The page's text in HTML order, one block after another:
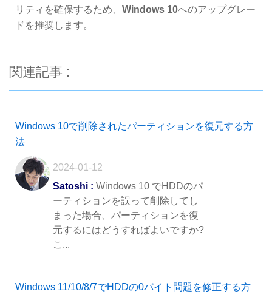
リティを確保するため、 Windows 10へのアップグレー
ドを推奨します。
関連記事 :
Windows 10で削除されたパーティションを復元する方
法
2024-01-12
Satoshi : Windows 10 でHDDのパ
ーティションを誤って削除してし
まった場合、パーティションを復
元するにはどうすればよいですか?
こ...
Windows 11/10/8/7でHDDの0バイト問題を修正する方